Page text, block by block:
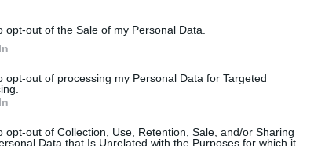
opt-out of the Sale of my Personal Data.
opt-out of processing my Personal Data for Targeted
opt-out of Collection, Use, Retention, Sale, and/or Sharing
Data that Is Unrelated with the Purposes for which it
Börje
Demokrati Dick
Jimmie Åkesson